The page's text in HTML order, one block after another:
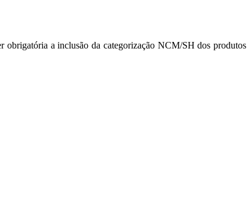
obrigatória a inclusão da categorização NCM/SH dos produtos